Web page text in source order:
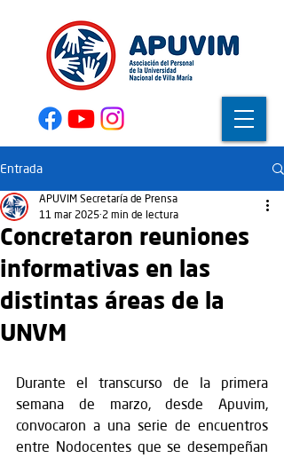
Entrada
Concretaron reuniones
informativas en las
distintas áreas de la
UNVM
APUVIM Secretaría de Prensa
11 mar 2025 2 min de lectura
Durante el transcurso de la primera
semana de marzo, desde Apuvim,
convocaron a una serie de encuentros
entre Nodocentes que se desempeñan